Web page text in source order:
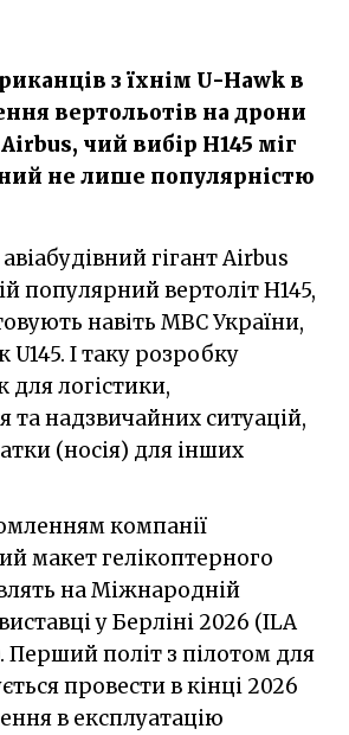
з їхнім U-Hawk в
вертольотів на дрони
чий вибір H145 міг
не лише популярністю
популярний вертоліт H145,
навіть МВС України,
U145. І таку розробку
логістики,
та надзвичайних ситуацій,
(носія) для інших
компанії
макет гелікоптерного
на Міжнародній
у Берліні 2026 (ILA
політ з пілотом для
провести в кінці 2026
в експлуатацію